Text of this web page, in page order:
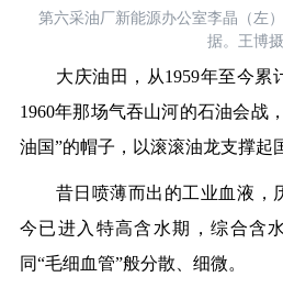
第六采油厂新能源办公室李晶（左
据。王博摄
大庆油田，从1959年至今累计
1960年那场气吞山河的石油会战
油国”的帽子，以滚滚油龙支撑起
昔日喷薄而出的工业血液，
今已进入特高含水期，综合含
同“毛细血管”般分散、细微。